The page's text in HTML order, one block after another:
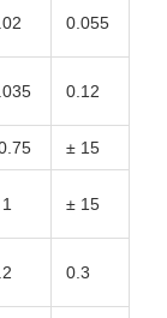
0.055
0.12
± 15
± 15
0.3